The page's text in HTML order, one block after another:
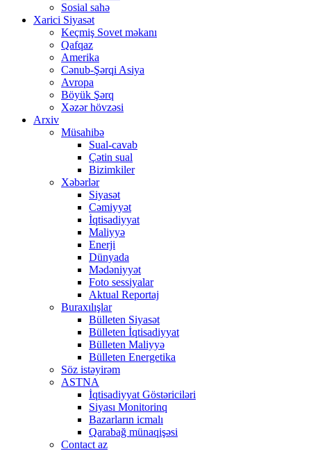
Sosial sahə
Xarici Siyasət
Keçmiş Sovet məkanı
Qafqaz
Amerika
Cənub-Şərqi Asiya
Avropa
Böyük Şərq
Xəzər hövzəsi
Arxiv
Müsahibə
Sual-cavab
Çətin sual
Bizimkiler
Xəbərlər
Siyasət
Cəmiyyət
İqtisadiyyat
Maliyyə
Enerji
Dünyada
Mədəniyyət
Foto sessiyalar
Aktual Reportaj
Buraxılışlar
Bülleten Siyasət
Bülleten İqtisadiyyat
Bülleten Maliyyə
Bülleten Energetika
Söz istəyirəm
ASTNA
İqtisadiyyat Göstəriciləri
Siyası Monitorinq
Bazarların icmalı
Qarabağ münaqişəsi
Contact az